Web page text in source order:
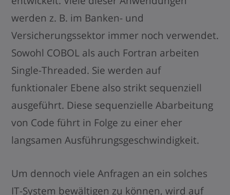
werden z. B. im Banken- und
Versicherungssektor immer noch verwendet.
Sowohl COBOL als auch Fortran arbeiten
Single-Threaded. Sie werden auf
funktionaler Ebene also strikt sequenziell
ausgeführt. Diese sequenzielle Abarbeitung
von Code führt in Folge zu einer eher
langsamen Ausführungsgeschwindigkeit.
Um dennoch viele Anfragen an ein solches
IT-System bewältigen zu können, wird auf